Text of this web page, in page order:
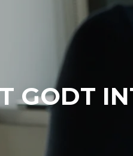
GODT